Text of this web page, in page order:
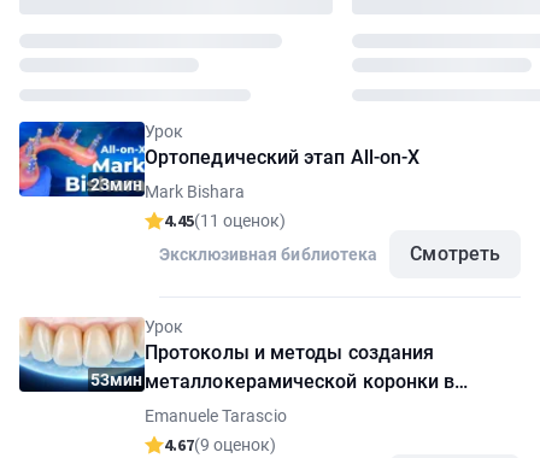
23мин
Урок
Ортопедический этап All-on-X
Mark Bishara
4.45(11 оценок)
Эксклюзивная библиотека
Смотреть
53мин
Урок
Протоколы и методы создания
металлокерамической коронки в
концепции вертикального
препарирования
Emanuele Tarascio
4.67(9 оценок)